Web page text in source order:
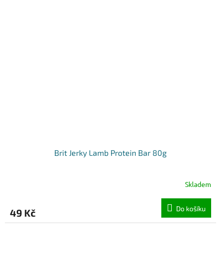
Brit Jerky Lamb Protein Bar 80g
Skladem
49 Kč Do košíku